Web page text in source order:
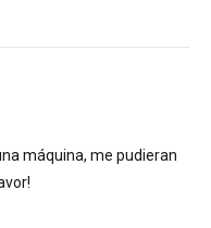
máquina, me pudieran